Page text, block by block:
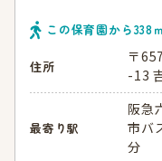
この保育園から338ｍ
住所
〒
-13
最寄り駅
阪急
市バ
分